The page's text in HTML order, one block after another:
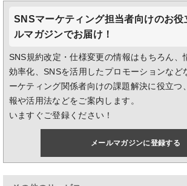
SNSマーケティング担当者向けのお役
ルマガジンでお届け！
SNS規約改定・仕様変更の情報はもちろん、
効率化、SNSを活用したプロモーションなど
ーケティング関係者向けの課題解決に役立つ
報や活用法などをご案内します。
いますぐご登録ください！
メールマガジンに登録する